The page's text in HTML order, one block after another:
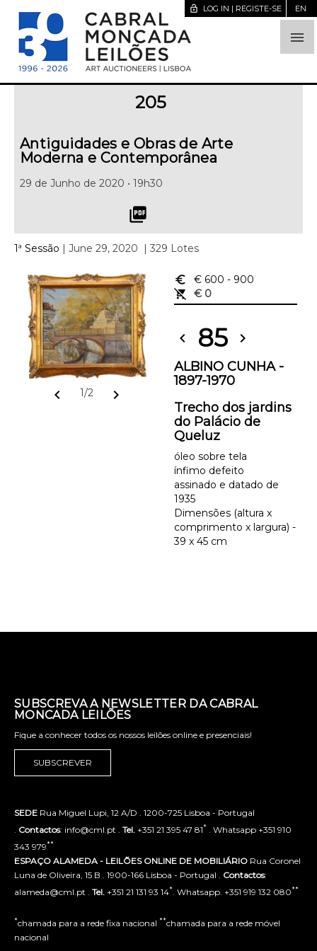

lock_open LOG IN | REGISTE-SE EN
205
Antiguidades e Obras de Arte
Moderna e Contemporânea
29 de Junho de 2020 • 19h30
picture_as_pdf
1ª Sessão | June 29, 2020 | 329 Lotes
chevron_left 1/2 chevron_right
euro_symbol € 600 - 900
remove_shopping_cart
€ 0
chevron_left 85 chevron_right
ALBINO CUNHA -
1897-1970
Trecho dos jardins
do Palácio de
Queluz
óleo sobre tela
ínfimo defeito
assinado e datado de
1935
Dimensões (altura x
comprimento x largura) -
39 x 45 cm
SUBSCREVA A NEWSLETTER DA CABRAL
MONCADA LEILÕES
Fique a conhecer todos os nossos leilões online e presenciais!
SUBSCREVER
SEDE Rua Miguel Lupi, 12 A/D . 1200-725 Lisboa - Portugal
Contactos: info@cml.pt . Tel. +351 21 395 47 81* . Whatsapp +351 910
343 979**
ESPAÇO ALAMEDA - LEILÕES ONLINE DE MOBILIÁRIO Rua Coronel
Luna de Oliveira, 15 B . 1900-166 Lisboa - Portugal . Contactos:
alameda@cml.pt . Tel. +351 21 131 93 14* . Whatsapp. +351 919 132 080**
*chamada para a rede fixa nacional **chamada para a rede móvel
nacional